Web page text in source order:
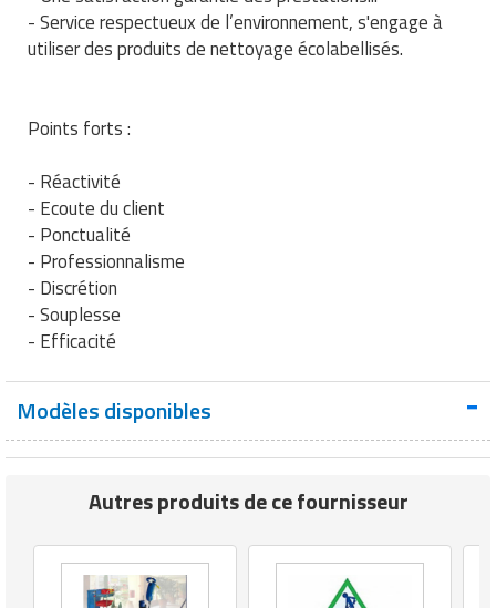
Matériel de musculation
Vêtement sportif
Rôtisserie professionnelle
Table de cuisson professionnelle
Tables de préparation réfrigérées
Ustensile de cuisine
Vaisselle restaurant
Vitrines réfrigérées
- Service respectueux de l’environnement, s'engage à
utiliser des produits de nettoyage écolabellisés.
Points forts :
- Réactivité
- Ecoute du client
- Ponctualité
- Professionnalisme
- Discrétion
- Souplesse
- Efficacité
Modèles disponibles
Autres produits de ce fournisseur